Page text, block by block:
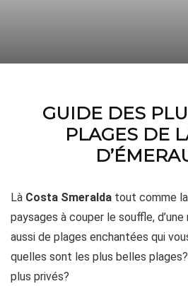
GUIDE DES
PLAGES DE
Là Costa Smeralda tout comme
paysages à couper le souffle,
aussi de plages enchantées qui
quelles sont les plus belles
plus privés?